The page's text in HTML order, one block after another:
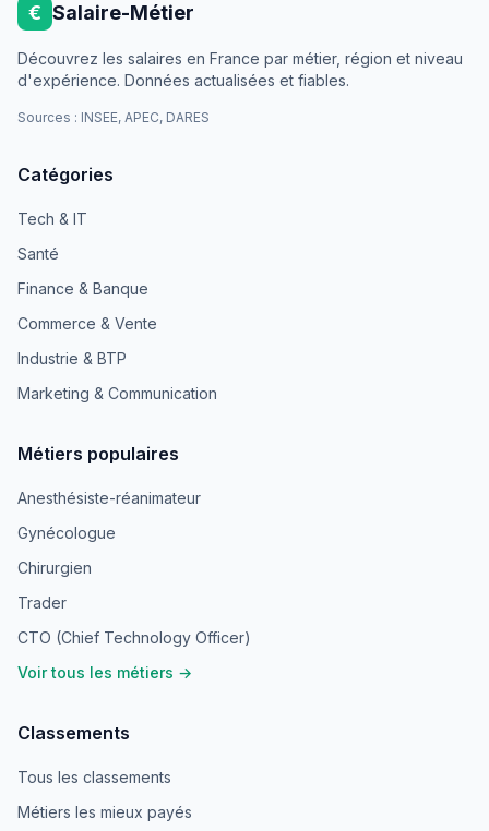
€ Salaire-Métier
Découvrez les salaires en France par métier, région et niveau
d'expérience. Données actualisées et fiables.
Sources : INSEE, APEC, DARES
Catégories
Tech & IT
Santé
Finance & Banque
Commerce & Vente
Industrie & BTP
Marketing & Communication
Métiers populaires
Anesthésiste-réanimateur
Gynécologue
Chirurgien
Trader
CTO (Chief Technology Officer)
Voir tous les métiers →
Classements
Tous les classements
Métiers les mieux payés